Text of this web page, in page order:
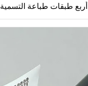
أربع طبقات طباعة التسمية